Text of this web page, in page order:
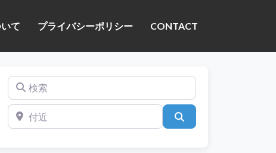
て プライバシーポリシー CONTACT
検索
付近